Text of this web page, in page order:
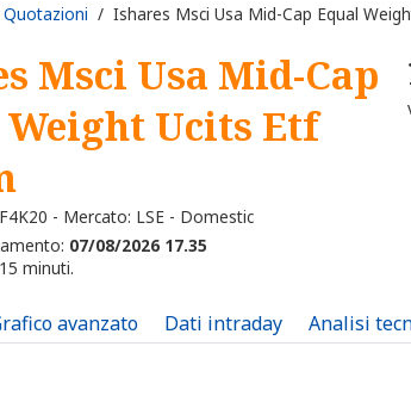
Quotazioni / Ishares Msci Usa Mid-Cap Equal
Msci Usa Mid-Cap
Ucits Etf
- Mercato: LSE - Domestic
07/08/2026 17.35
minuti.
avanzato Dati intraday Analisi